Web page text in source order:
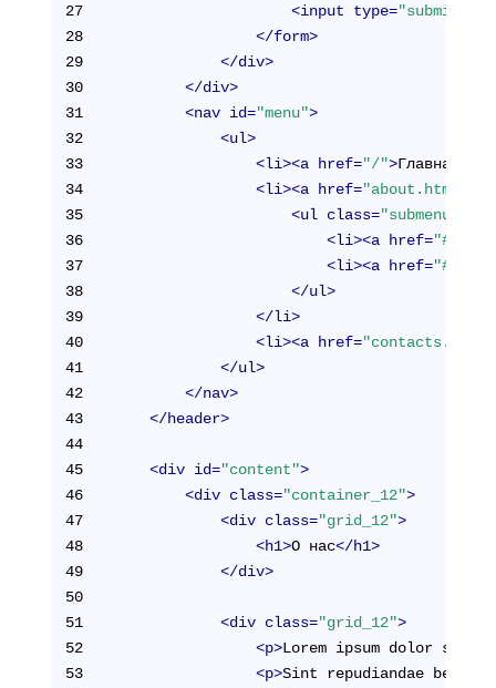
27
<input type="submit"
28
</form>
29
</div>
30
</div>
31
<nav id="menu">
32
<ul>
33
<li><a href="/">Главная
34
<li><a href="about.html"
35
<ul class="submenu"
36
<li><a href="#"
37
<li><a href="#"
38
</ul>
39
</li>
40
<li><a href="contacts.html"
41
</ul>
42
</nav>
43
</header>
44
45
<div id="content">
46
<div class="container_12">
47
<div class="grid_12">
48
<h1>О нас</h1>
49
</div>
50
51
<div class="grid_12">
52
<p>Lorem ipsum dolor sit
53
<p>Sint repudiandae